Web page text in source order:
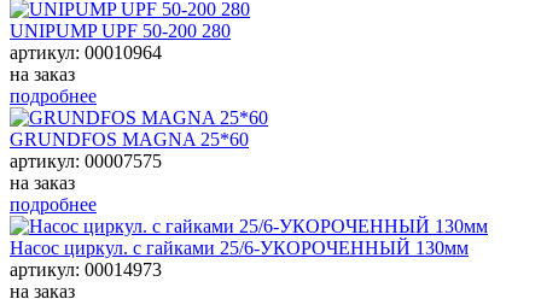
UNIPUMP UPF 50-200 280
артикул: 00010964
на заказ
подробнее
GRUNDFOS MAGNA 25*60
артикул: 00007575
на заказ
подробнее
Насос циркул. с гайками 25/6-УКОРОЧЕННЫЙ 130мм
артикул: 00014973
на заказ